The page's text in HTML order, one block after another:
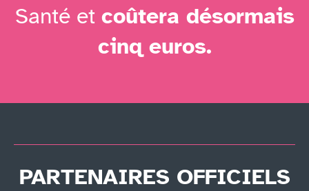
Santé et coûtera désormais
cinq euros.
PARTENAIRES OFFICIELS